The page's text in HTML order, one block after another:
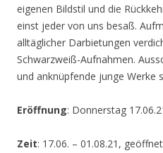
eigenen Bildstil und die
einst jeder von uns besaß.
alltäglicher Darbietungen
Schwarzweiß-Aufnahmen.
und anknüpfende junge Werke
Eröffnung: Donnerstag
Zeit: 17.06. – 01.08.21,